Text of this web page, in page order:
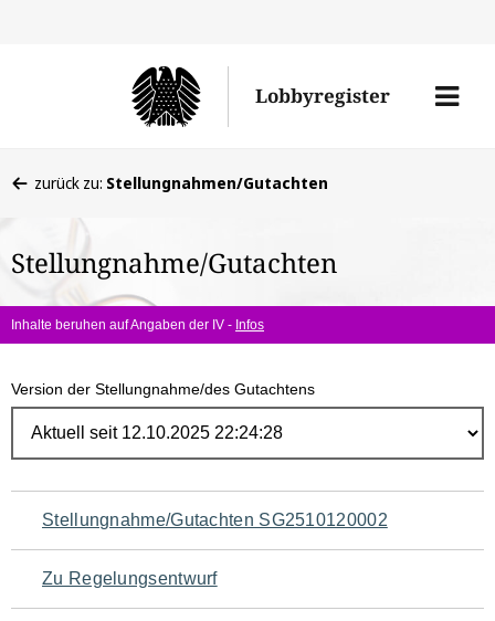
Lobbyregister
Menü
befinden
hier:
zurück zu: Stellungnahmen/Gutachten
Stellungnahme/Gutachten
Inhalte beruhen auf Angaben der IV - Infos
Version der Stellungnahme/des Gutachtens
Navigation
für
den
Stellungnahme/Gutachten SG2510120002
Zu Regelungsentwurf